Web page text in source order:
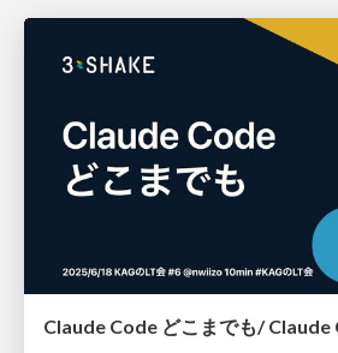
Claude Code どこまでも/